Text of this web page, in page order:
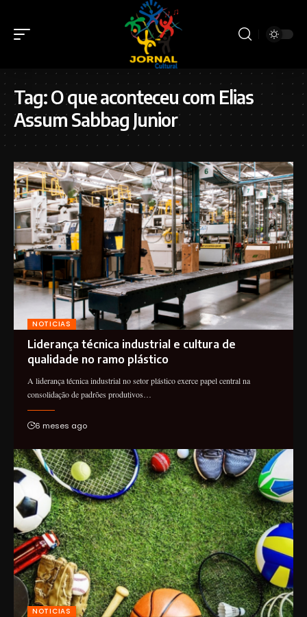
Tag:O que aconteceu com Elias
Assum Sabbag Junior
NOTICIAS
Liderança técnica industrial e cultura de
qualidade no ramo plástico
A liderança técnica industrial no setor plástico exerce papel central na
consolidação de padrões produtivos…
6 meses ago
NOTICIAS